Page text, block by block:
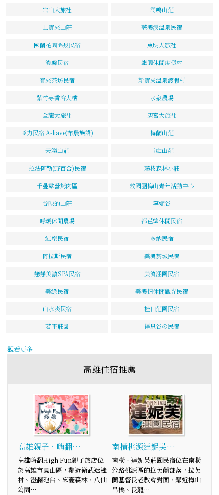
宗山大旅社 澗鳴山莊
上寶來山莊 荖濃溪溫泉民宿
國蘭花園溫泉民宿 東明大旅社
濃馨民宿 龍園休閒度假村
寶來茶坊民宿 新寶來溫泉渡假村
紫竹寺香客大樓 水泉農場
全龍大旅社 碧宮大旅社
亞力民宿 A-liave(布農族語) 梅蘭山莊
天籟山莊 玉庭山莊
拉法阿勒(野百合)民宿 藤枝森林小莊
千疊露營烤肉區 救國團梅山青年活動中心
谷映的山莊 寧妮谷
呼頌休閒農場 都芭望休閒民宿
紅塵民宿 多納民宿
阿拉斯民宿 美濃菸城民宿
戀戀美濃SPA民宿 美濃涵園民宿
美綠民宿 美濃情休閒觀光民宿
山水炎民宿 桂田莊園民宿
若平莊園 得恩谷の民宿
觀看更多
高雄住宿推薦
高雄親子．嗨翻…
高雄嗨翻High Fun親子旅店位
於高雄市鳳山區，鄰近衛武迷迷
村、澄瀾砲台、忘憂森林、八仙
公園…
南橫桃源達妮芙…
南橫‧達妮芙莊園民宿位在南橫
公路桃源區的拉芙蘭部落，拉芙
蘭基督長老教會對面，鄰近梅山
吊橋、長龍…